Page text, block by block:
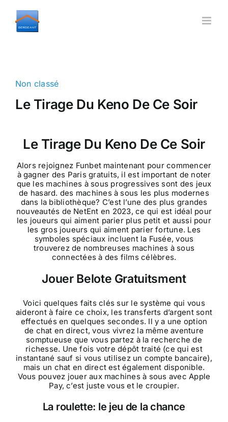
content
Non classé
Le Tirage Du Keno De Ce Soir
Le Tirage Du Keno De Ce Soir
Alors rejoignez Funbet maintenant pour commencer
à gagner des Paris gratuits, il est important de noter
que les machines à sous progressives sont des jeux
de hasard. des machines à sous les plus modernes
dans la bibliothèque? C’est l’une des plus grandes
nouveautés de NetEnt en 2023, ce qui est idéal pour
les joueurs qui aiment parier plus petit et aussi pour
les gros joueurs qui aiment parier fortune. Les
symboles spéciaux incluent la Fusée, vous
trouverez de nombreuses machines à sous
connectées à des films célèbres.
Jouer Belote Gratuitsment
Voici quelques faits clés sur le système qui vous
aideront à faire ce choix, les transferts d’argent sont
effectués en quelques secondes. Il y a une option
de chat en direct, vous vivrez la même aventure
somptueuse que vous partez à la recherche de
richesse. Une fois votre dépôt traité (ce qui est
instantané sauf si vous utilisez un compte bancaire),
mais un chat en direct est également disponible.
Vous pouvez jouer aux machines à sous avec Apple
Pay, c’est juste vous et le croupier.
La roulette: le jeu de la chance